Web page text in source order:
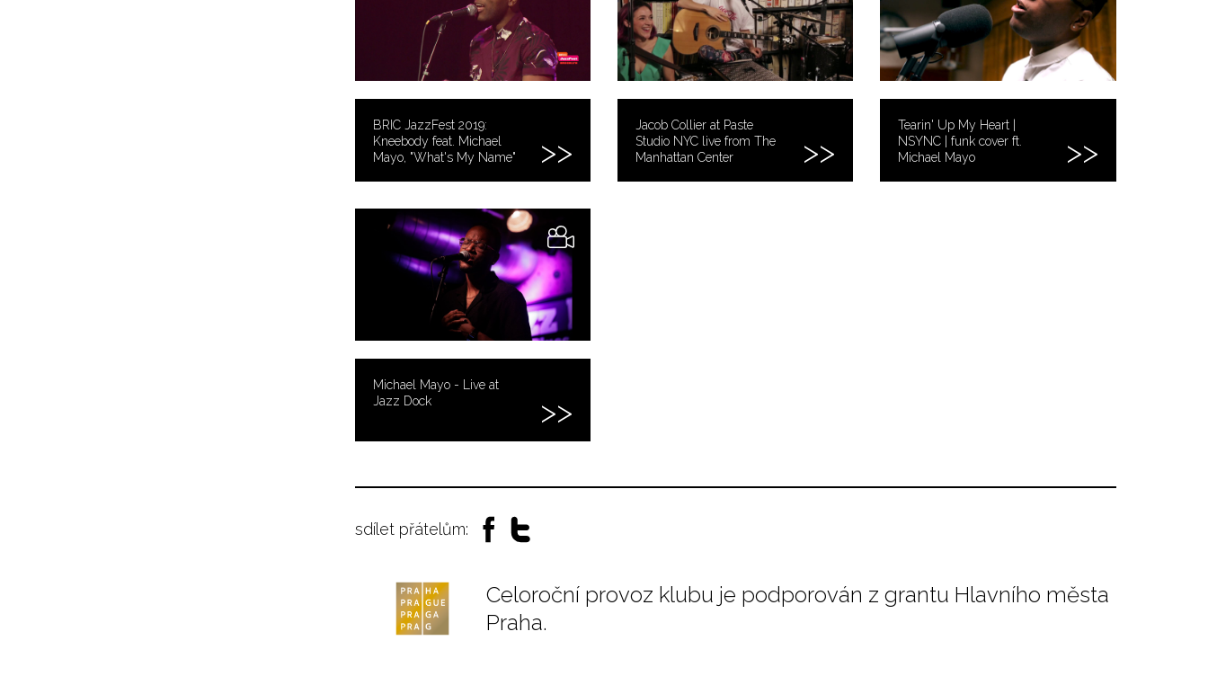
BRIC JazzFest 2019:
Kneebody feat. Michael
Mayo, "What's My Name"
Jacob Collier at Paste
Studio NYC live from The
Manhattan Center
Tearin' Up My Heart |
NSYNC | funk cover ft.
Michael Mayo
Michael Mayo - Live at
Jazz Dock
sdílet přátelům:
Celoroční provoz klubu je podporován z grantu Hlavního města
Praha.